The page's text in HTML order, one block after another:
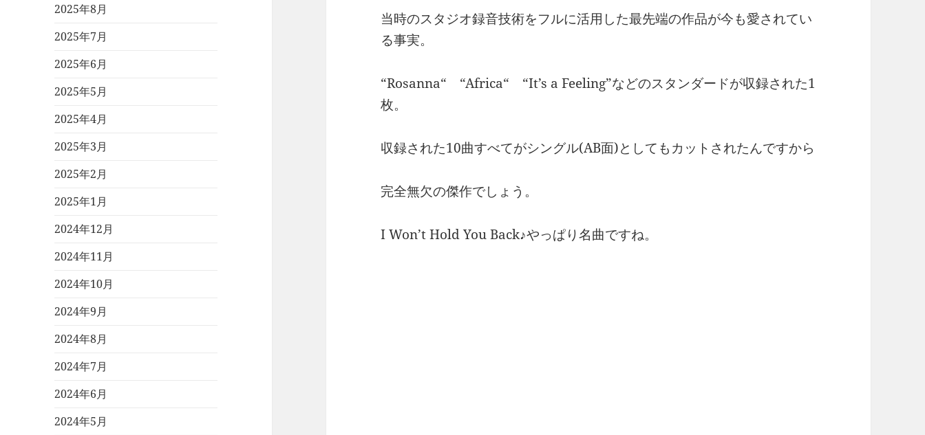
2025年8月
2025年7月
2025年6月
2025年5月
2025年4月
2025年3月
2025年2月
2025年1月
2024年12月
2024年11月
2024年10月
2024年9月
2024年8月
2024年7月
2024年6月
2024年5月
当時のスタジオ録音技術をフルに活用した最先端の作品が今も愛されてい
る事実。
“Rosanna“ “Africa“ “It’s a Feeling”などのスタンダードが収録された1
枚。
収録された10曲すべてがシングル(AB面)としてもカットされたんですから
完全無欠の傑作でしょう。
I Won’t Hold You Back♪やっぱり名曲ですね。